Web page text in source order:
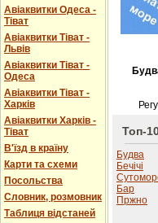
Авіаквитки Одеса -
Тіват
Авіаквитки Тіват -
Львів
Авіаквитки Тіват -
Одеса
Авіаквитки Тіват -
Харків
Авіаквитки Харків -
Тіват
В'їзд в країну
Карти та схеми
Посольства
Словник, розмовник
Таблиця відстаней
Топ-
Будва
Бечічі
Бар
Пржно